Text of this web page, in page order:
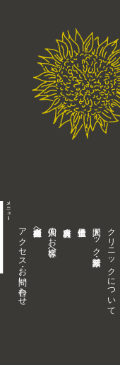
アクセス・お問い合わせ 企業内担当者様へ 個人のお客様へ 人間ドック・健康診断 クリニックについて